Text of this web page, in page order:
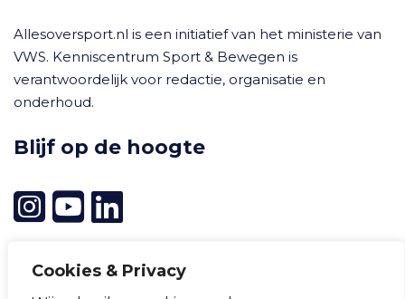
Cookies & Privacy
Allesoversport.nl is een initiatief van het ministerie van
VWS. Kenniscentrum Sport & Bewegen is
verantwoordelijk voor redactie, organisatie en
onderhoud.
Blijf op de hoogte